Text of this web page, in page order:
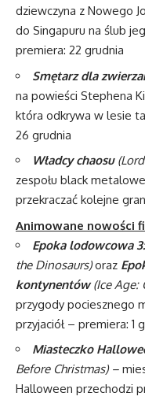
dziewczyna z Nowego
do Singapuru na ślub
premiera: 22 grudnia
Smętarz dla
na powieści Stephena
która odkrywa w lesie
26 grudnia
Władcy chaosu
zespołu black
przekraczać kolejne
Animowane nowości
Epoka lodowcowa
the Dinosaurs)oraz
kontynentów(Ice Age:
przygody pociesznego
przyjaciół – premiera: 1
Miasteczko
Before Christmas) –
Halloween przechodzi